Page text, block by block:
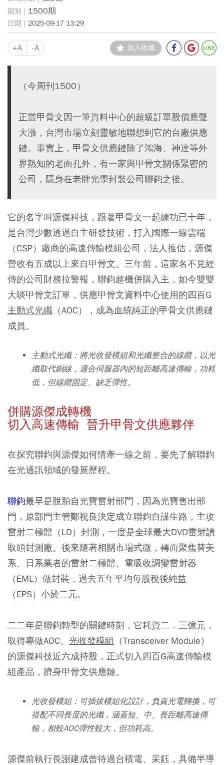
1500期
2025-09-17 13:29
+A -A 加入收藏
（今周刊1500）
正當甲骨文因一筆資料中心的超級訂單股價應聲
大漲，台灣市場立刻靈敏地聯想到它的台廠供應
鏈。事實上，甲骨文供應鏈除了鴻海、神達等外
界熟知的老面孔外，有一家與甲骨文關係緊密的
公司，隱身在老牌光學封裝公司聯鈞之後。
它的名字叫源傑科技，跟著甲骨文一起練功已十年，
是台灣少數透過自主研發技術，打入國際一線雲端
（CSP）廠商的高速傳輸模組公司，法人推估，源傑
營收有五成以上來自甲骨文。三年前，這家名不見經
傳的公司財務拉警報，聯鈞趁機併購入主，如今雙雙
大啖甲骨文訂單，供應甲骨文資料中心使用的四百G
主動式光纖 （AOC），成為血統純正的甲骨文供應鏈
成員。
主動式光纖：將光收發模組和光纖整合的線纜，以光
纖取代銅線，適合伺服器內的短距離高速傳輸，功耗
低，但線纜固定、缺乏彈性。
併購源傑成轉機
切入高速傳輸 晉升甲骨文供應夥伴
在探究聯鈞與源傑如何情牽一線之前，要先了解聯鈞
在光通訊領域的發展歷程。
聯鈞最早是脫胎自光寶雷射部門，因為光寶售出部
門，原部門主管鄭祝良決定成立聯鈞自謀生路，主攻
雷射二極體（LD）封測，一度是全球最大DVD雷射讀
取頭封測廠。後來隨著相關市場式微，轉而聚焦替美
系、日系業者的雷射二極體、電吸收調變雷射器
（EML）做封裝，過去五年平均每股稅後純益
（EPS）小於二元。
二二年是聯鈞轉型的關鍵時刻，它耗資二．三億元，
取得專做AOC、 光收發模組 （Transceiver Module）
的源傑科技近六成持股，正式切入四百G高速傳輸模
組產品，躋身甲骨文供應鏈。
光收發模組：可插拔模組化設計，負責光電轉換，可
搭配不同長度的光纖，涵蓋短、中、長距離高速傳
輸，相較AOC彈性較大，但功耗高。
源傑前執行長謝建成曾待過台積電、采鈺，具備半導